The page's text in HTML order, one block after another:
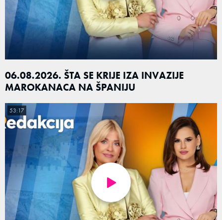
06.08.2026. ŠTA SE KRIJE IZA INVAZIJE
MAROKANACA NA ŠPANIJU
53:17